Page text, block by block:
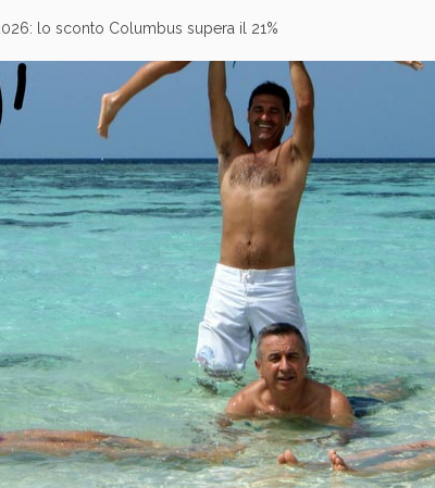
che hanno conquistato la mia valigia (e la pelle
per famiglie in Cilento: il Blue Marine di Marina di Camerota
Vacanze in campeggio con i bambini: come trovare
CONSIGLI PRATICI Assicurazione viaggio estate 2026: